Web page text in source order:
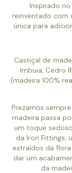
Inspirado
reinventado com
única para
Castiçal de
Imbuia, Cedro
(madeira 100%
Prezamos
madeira passa
um toque
da Iron Fittings,
extraídos da
dar um
da